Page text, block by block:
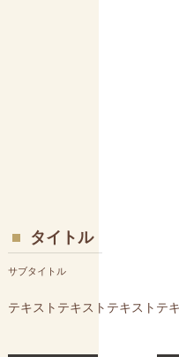
タイトル
サブタイトル
テキストテキストテキストテ